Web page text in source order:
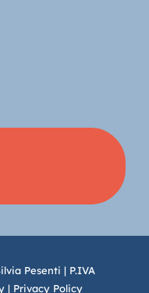
Pesenti | P.IVA
| Privacy Policy